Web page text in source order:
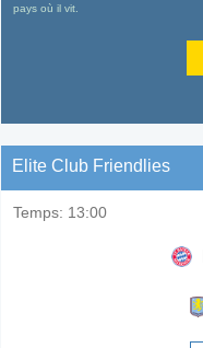
pays où il vit.
Elite Club Friendlies
Temps: 13:00